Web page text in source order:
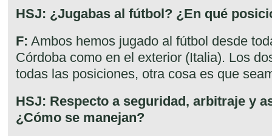
HSJ: ¿Jugabas al fútbol? ¿En qué
F: Ambos hemos jugado al fútbol desde
Córdoba como en el exterior (Italia). Los
todas las posiciones, otra cosa es que
HSJ: Respecto a seguridad, arbitraje y
¿Cómo se manejan?